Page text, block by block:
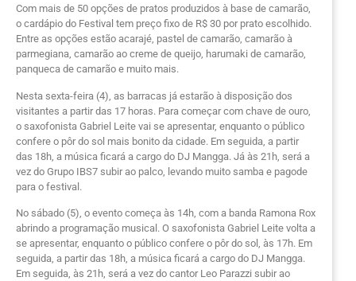
Com mais de 50 opções de pratos produzidos à base de camarão,
o cardápio do Festival tem preço fixo de R$ 30 por prato escolhido.
Entre as opções estão acarajé, pastel de camarão, camarão à
parmegiana, camarão ao creme de queijo, harumaki de camarão,
panqueca de camarão e muito mais.
Nesta sexta-feira (4), as barracas já estarão à disposição dos
visitantes a partir das 17 horas. Para começar com chave de ouro,
o saxofonista Gabriel Leite vai se apresentar, enquanto o público
confere o pôr do sol mais bonito da cidade. Em seguida, a partir
das 18h, a música ficará a cargo do DJ Mangga. Já às 21h, será a
vez do Grupo IBS7 subir ao palco, levando muito samba e pagode
para o festival.
No sábado (5), o evento começa às 14h, com a banda Ramona Rox
abrindo a programação musical. O saxofonista Gabriel Leite volta a
se apresentar, enquanto o público confere o pôr do sol, às 17h. Em
seguida, a partir das 18h, a música ficará a cargo do DJ Mangga.
Em seguida, às 21h, será a vez do cantor Leo Parazzi subir ao